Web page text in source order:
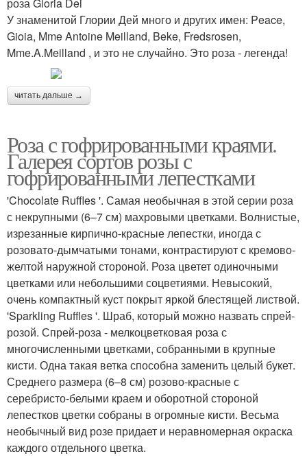
У знаменитой Глории Дей много и других имен: Peace,
Gioia, Mme Antoine Meilland, Beke, Fredsrosen,
Mme.A.Meilland , и это не случайно. Это роза - легенда!
читать дальше →
Роза с гофрированными краями.
Галерея сортов розы с
гофрированными лепестками
'Chocolate Ruffles '. Самая необычная в этой серии роза
с некрупными (6–7 см) махровыми цветками. Волнистые,
изрезанные кирпично-красные лепестки, иногда с
розовато-дымчатыми тонами, контрастируют с кремово-
желтой наружной стороной. Роза цветет одиночными
цветками или небольшими соцветиями. Невысокий,
очень компактный куст покрыт яркой блестящей листвой.
'Sparkling Ruffles '. Шраб, который можно назвать спрей-
розой. Спрей-роза - мелкоцветковая роза с
многочисленными цветками, собранными в крупные
кисти. Одна такая ветка способна заменить целый букет.
Среднего размера (6–8 см) розово-красные с
серебристо-белыми краем и оборотной стороной
лепестков цветки собраны в огромные кисти. Весьма
необычный вид розе придает и неравномерная окраска
каждого отдельного цветка.